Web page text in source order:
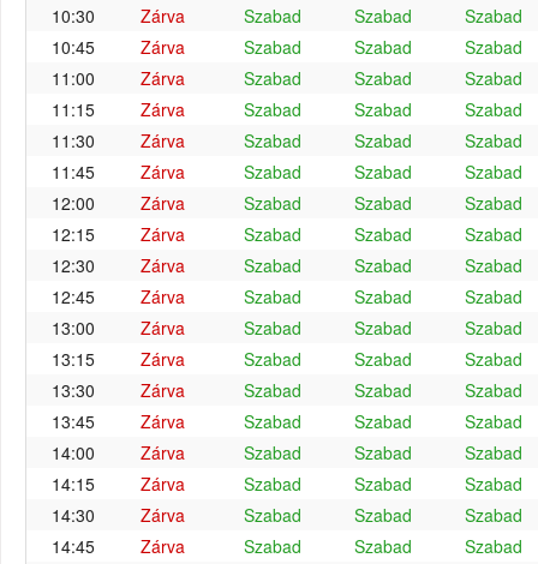
10:30
Zárva Szabad Szabad
Szabad
10:45
Zárva Szabad Szabad
Szabad
11:00
Zárva Szabad Szabad
Szabad
11:15
Zárva Szabad Szabad
Szabad
11:30
Zárva Szabad Szabad
Szabad
11:45
Zárva Szabad Szabad
Szabad
12:00
Zárva Szabad Szabad
Szabad
12:15
Zárva Szabad Szabad
Szabad
12:30
Zárva Szabad Szabad
Szabad
12:45
Zárva Szabad Szabad
Szabad
13:00
Zárva Szabad Szabad
Szabad
13:15
Zárva Szabad Szabad
Szabad
13:30
Zárva Szabad Szabad
Szabad
13:45
Zárva Szabad Szabad
Szabad
14:00
Zárva Szabad Szabad
Szabad
14:15
Zárva Szabad Szabad
Szabad
14:30
Zárva Szabad Szabad
Szabad
14:45
Zárva Szabad Szabad
Szabad